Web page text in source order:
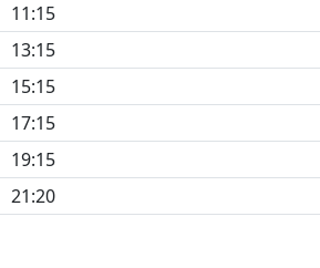
11:15
13:15
15:15
17:15
19:15
21:20